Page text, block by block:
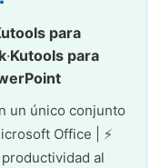
para
·Kutools para
un único conjunto
Office | ⚡
al